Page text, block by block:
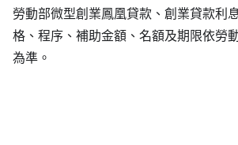
勞動部微型創業鳳凰貸款、創業貸款利
格、程序、補助金額、名額及期限依勞
為準。